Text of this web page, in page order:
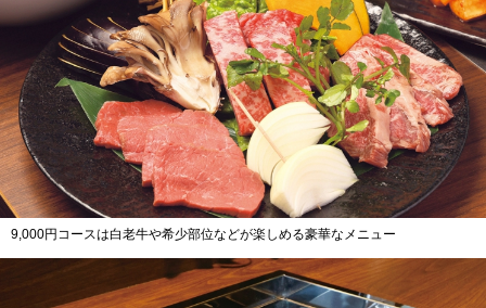
9,000円コースは白老牛や希少部位などが楽しめる豪華なメニュー